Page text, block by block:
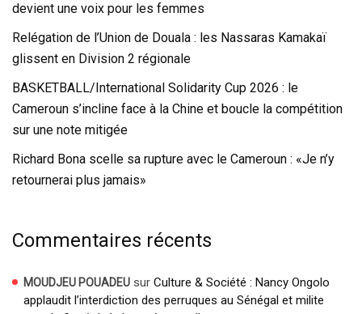
devient une voix pour les femmes
Relégation de l’Union de Douala : les Nassaras Kamakaï
glissent en Division 2 régionale
BASKETBALL/International Solidarity Cup 2026 : le
Cameroun s’incline face à la Chine et boucle la compétition
sur une note mitigée
Richard Bona scelle sa rupture avec le Cameroun : «Je n’y
retournerai plus jamais»
Commentaires récents
MOUDJEU POUADEU sur Culture & Société : Nancy Ongolo
applaudit l’interdiction des perruques au Sénégal et milite